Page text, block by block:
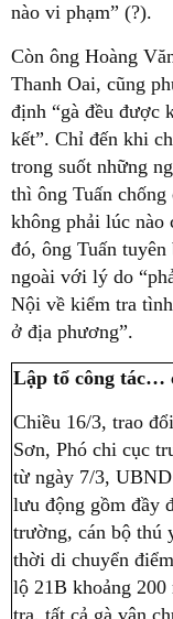
nào vi phạm” (?).
Còn ông Hoàng
Thanh Oai, cũng
định “gà đều được
kết”. Chỉ đến khi
trong suốt những
thì ông Tuấn chống
không phải lúc nào
đó, ông Tuấn
ngoài với lý do
Nội về kiểm tra
ở địa phương”.
Lập tổ công tác…
Chiều 16/3, trao
Sơn, Phó chi cục
từ ngày 7/3,
lưu động gồm đầy
trường, cán bộ thú
thời di chuyển
lộ 21B khoảng
tra, tất cả gà vận